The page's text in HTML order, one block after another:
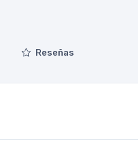
Reseñas